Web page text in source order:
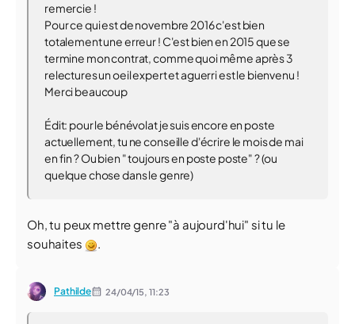
remercie !
Pour ce qui est de novembre 2016 c'est bien
totalement une erreur ! C'est bien en 2015 que se
termine mon contrat, comme quoi même après 3
relectures un oeil expert et aguerri est le bienvenu !
Merci beaucoup
Édit: pour le bénévolat je suis encore en poste
actuellement, tu ne conseille d'écrire le mois de mai
en fin ? Ou bien " toujours en poste poste" ? (ou
quelque chose dans le genre)
Oh, tu peux mettre genre "à aujourd'hui" si tu le
souhaites
.
Pathilde 24/04/15, 11:23